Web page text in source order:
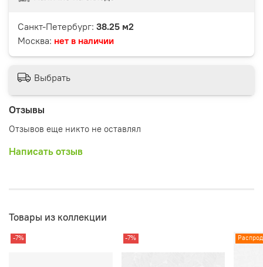
Отзывы
Отзывов еще никто не оставлял
Написать отзыв
Санкт-Петербург: 38.25 м2
Москва: нет в наличии
Выбрать
Товары из коллекции
-7% -7%